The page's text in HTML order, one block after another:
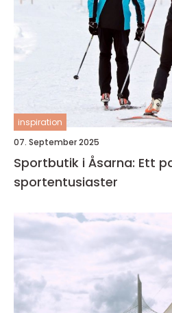
inspiration
07. September 2025
Sportbutik i Åsarna: Ett
sportentusiaster